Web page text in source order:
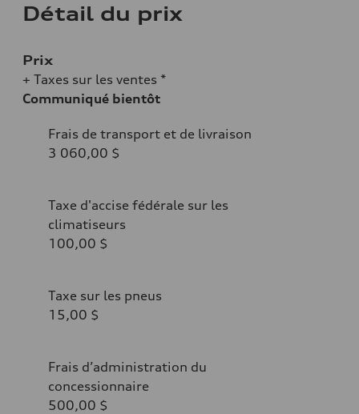
Détail du prix
Prix
+ Taxes sur les ventes *
Communiqué bientôt
Frais de transport et de livraison
3 060,00 $
Taxe d'accise fédérale sur les
climatiseurs
100,00 $
Taxe sur les pneus
15,00 $
Frais d’administration du
concessionnaire
500,00 $